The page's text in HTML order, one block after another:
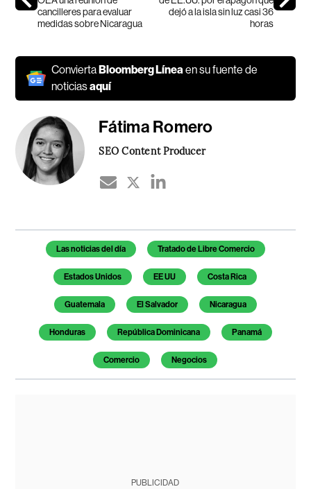
cancilleres para evaluar
medidas sobre Nicaragua
dejó a la isla sin luz casi 36
horas
ConviertaBloomberg Líneaen su fuente de
noticiasaquí
Fátima Romero
SEO Content Producer
Temas de este artículo
Las noticias del día Tratado de Libre Comercio
Estados Unidos EE UU Costa Rica
Guatemala El Salvador Nicaragua
Honduras República Dominicana Panamá
Comercio Negocios
PUBLICIDAD